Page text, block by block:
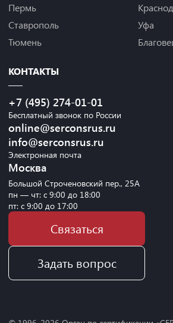
Пермь
Ставрополь
Тюмень
Уфа
КОНТАКТЫ
+7 (495) 274-01-01
Бесплатный звонок по России
online@serconsrus.ru
info@serconsrus.ru
Электронная почта
Москва
Большой Строченовский пер., 25А
пн — чт: с 9:00 до 18:00
пт: с 9:00 до 17:00
Связаться
Задать вопрос